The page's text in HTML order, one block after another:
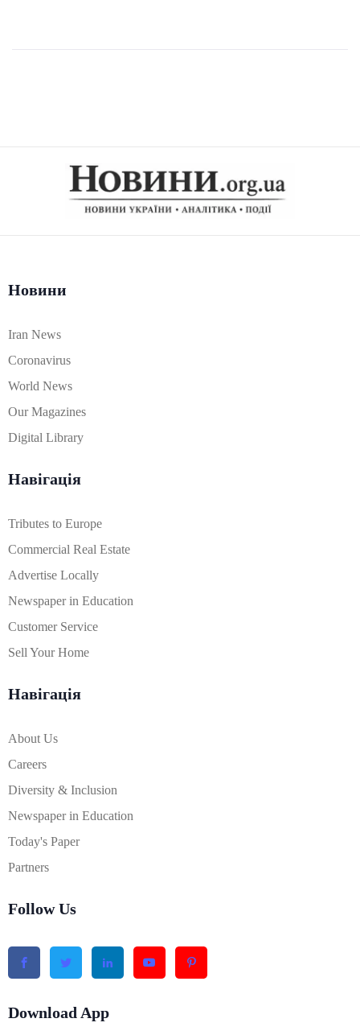
Новини
Iran News
Coronavirus
World News
Our Magazines
Digital Library
Навігація
Tributes to Europe
Commercial Real Estate
Advertise Locally
Newspaper in Education
Customer Service
Sell Your Home
Навігація
About Us
Careers
Diversity & Inclusion
Newspaper in Education
Today's Paper
Partners
Follow Us
Download App